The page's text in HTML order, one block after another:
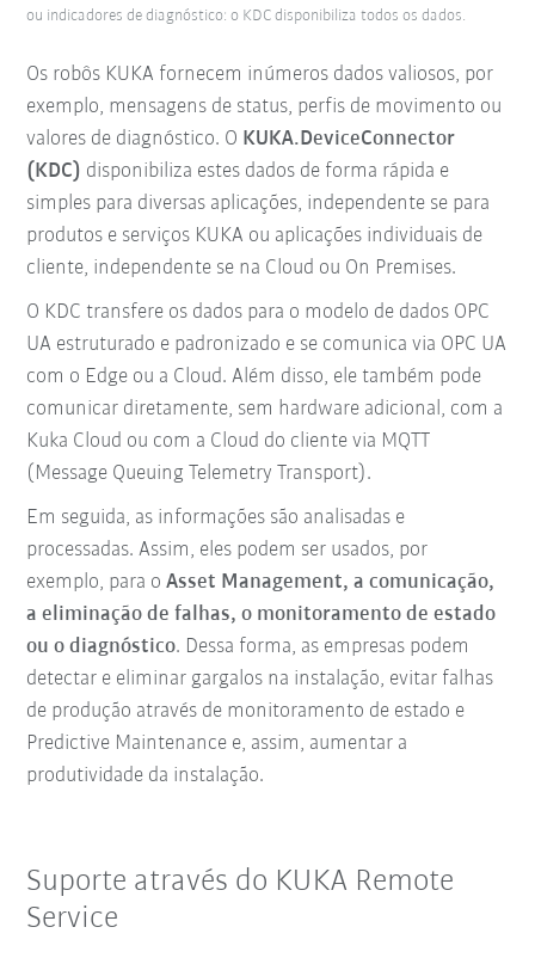
Os robôs KUKA fornecem inúmeros dados valiosos, por
exemplo, mensagens de status, perfis de movimento ou
valores de diagnóstico. O KUKA.DeviceConnector
(KDC) disponibiliza estes dados de forma rápida e
simples para diversas aplicações, independente se para
produtos e serviços KUKA ou aplicações individuais de
cliente, independente se na Cloud ou On Premises.
O KDC transfere os dados para o modelo de dados OPC
UA estruturado e padronizado e se comunica via OPC UA
com o Edge ou a Cloud. Além disso, ele também pode
comunicar diretamente, sem hardware adicional, com a
Kuka Cloud ou com a Cloud do cliente via MQTT
(Message Queuing Telemetry Transport).
Em seguida, as informações são analisadas e
processadas. Assim, eles podem ser usados, por
exemplo, para oAsset Management, a comunicação,
a eliminação de falhas, o monitoramento de estado
ou o diagnóstico. Dessa forma, as empresas podem
detectar e eliminar gargalos na instalação, evitar falhas
de produção através de monitoramento de estado e
Predictive Maintenance e, assim, aumentar a
produtividade da instalação.
ou indicadores de diagnóstico: o KDC disponibiliza todos os dados.
Suporte através do KUKA Remote
Service